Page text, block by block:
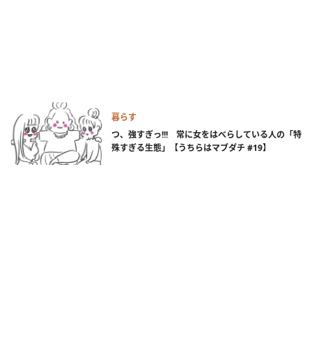
暮らす
つ、強すぎっ!!! 常に女をはべらしている人の「特
殊すぎる生態」【うちらはマブダチ #19】